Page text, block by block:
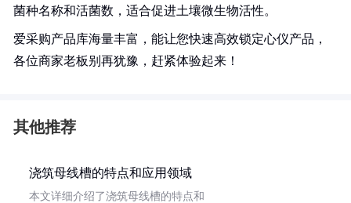
菌种名称和活菌数，适合促进土壤微生物活性。
爱采购产品库海量丰富，能让您快速高效锁定心仪产品，
各位商家老板别再犹豫，赶紧体验起来！
其他推荐
浇筑母线槽的特点和应用领域
本文详细介绍了浇筑母线槽的特点和